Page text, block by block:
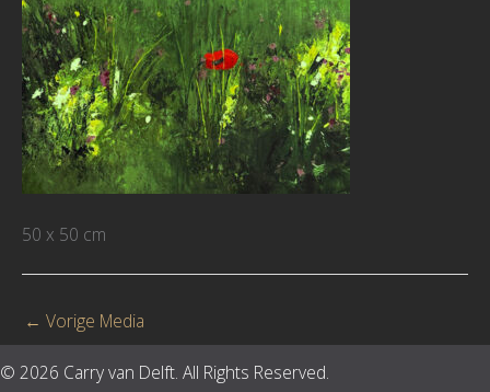
50 x 50 cm
← Vorige Media
© 2026 Carry van Delft. All Rights Reserved.